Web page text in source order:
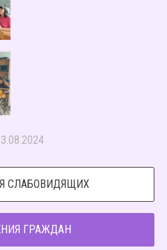
СЛАБОВИДЯЩИХ
ГРАЖДАН